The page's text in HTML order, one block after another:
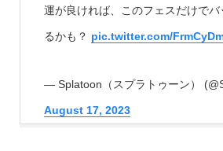
運が良ければ、このフェスだけでバ
るかも？ pic.twitter.com/
— Splatoon（スプラトゥーン）
August 17, 2023